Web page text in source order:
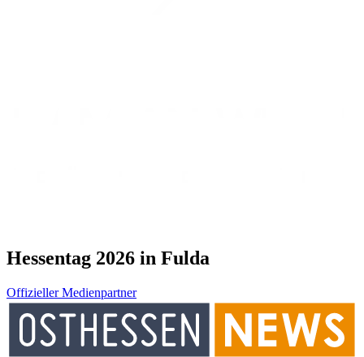
Hessentag 2026 in Fulda
Offizieller Medienpartner